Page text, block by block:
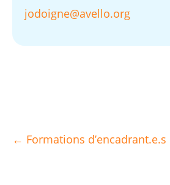
jodoigne@avello.org
Posts
← Formations d’encadrant.e.s